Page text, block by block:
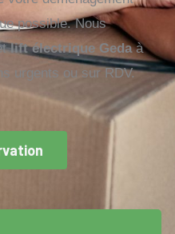
possible. Nous
lift électrique Gedaà
urgents ou sur RDV.